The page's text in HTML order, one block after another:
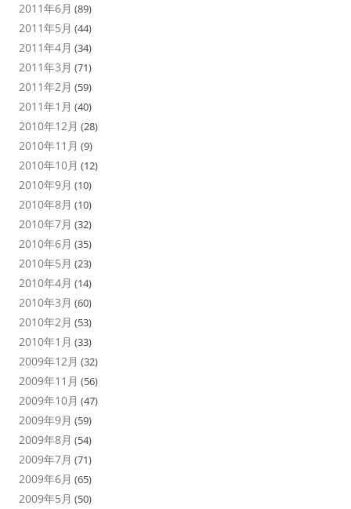
2011年6月 (89)
2011年5月 (44)
2011年4月 (34)
2011年3月 (71)
2011年2月 (59)
2011年1月 (40)
2010年12月 (28)
2010年11月 (9)
2010年10月 (12)
2010年9月 (10)
2010年8月 (10)
2010年7月 (32)
2010年6月 (35)
2010年5月 (23)
2010年4月 (14)
2010年3月 (60)
2010年2月 (53)
2010年1月 (33)
2009年12月 (32)
2009年11月 (56)
2009年10月 (47)
2009年9月 (59)
2009年8月 (54)
2009年7月 (71)
2009年6月 (65)
2009年5月 (50)